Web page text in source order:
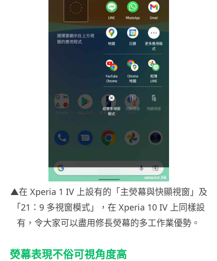
▲在 Xperia 1 IV 上設有的「主熒幕與快顯視窗」及
「21：9 多視窗模式」，在 Xperia 10 IV 上同樣設
有，令大家可以盡用修長熒幕的多工作業優勢。
熒幕表現不俗可視角度高